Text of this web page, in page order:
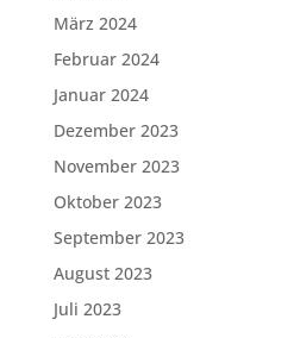
März 2024
Februar 2024
Januar 2024
Dezember 2023
November 2023
Oktober 2023
September 2023
August 2023
Juli 2023